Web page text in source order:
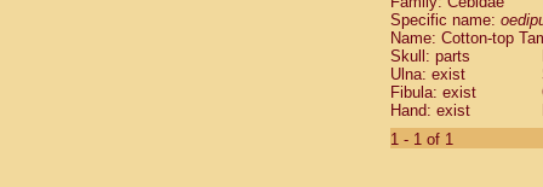
Cebidae
Cebidae
Cebidae
Cebidae
Cebidae
Cebidae
Cebidae
Specific name:
Name: Cotton-top
Skull: parts
Ulna: exist
Fibula: exist
Hand: exist
1 - 1 of 1